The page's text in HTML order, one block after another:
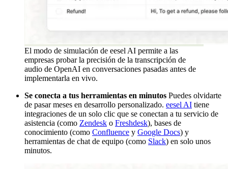
El modo de simulación de eesel AI permite a las
empresas probar la precisión de la transcripción de
audio de OpenAI en conversaciones pasadas antes de
implementarla en vivo.
Se conecta a tus herramientas en minutos Puedes olvidarte
de pasar meses en desarrollo personalizado. eesel AI tiene
integraciones de un solo clic que se conectan a tu servicio de
asistencia (como Zendesk o Freshdesk), bases de
conocimiento (como Confluence y Google Docs) y
herramientas de chat de equipo (como Slack) en solo unos
minutos.